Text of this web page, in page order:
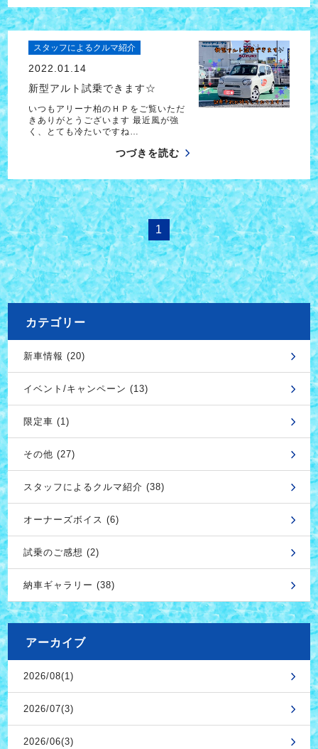
スタッフによるクルマ紹介
2022.01.14
新型アルト試乗できます☆
いつもアリーナ柏のＨＰをご覧いただ
きありがとうございます 最近風が強
く、とても冷たいですね…
つづきを読む
1
カテゴリー
新車情報 (20)
イベント/キャンペーン (13)
限定車 (1)
その他 (27)
スタッフによるクルマ紹介 (38)
オーナーズボイス (6)
試乗のご感想 (2)
納車ギャラリー (38)
アーカイブ
2026/08(1)
2026/07(3)
2026/06(3)